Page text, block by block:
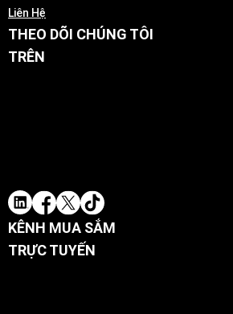
Liên Hệ
THEO DÕI CHÚNG TÔI
TRÊN
KÊNH MUA SẮM
TRỰC TUYẾN